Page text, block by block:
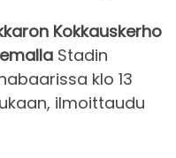
Kokkauskerho
Stadin
klo 13
ilmoittaudu